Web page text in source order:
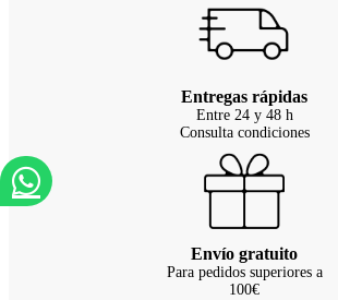
Entregas rápidas
Entre 24 y 48 h
Consulta condiciones
Envío gratuito
Para pedidos superiores a
100€